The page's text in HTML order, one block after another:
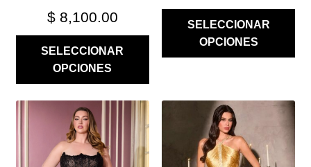
$8,100.00
SELECCIONAR
OPCIONES
SELECCIONAR
OPCIONES
PRODUCTO
MÚLTIPLES
PRODUCTO
MÚLTIPLES